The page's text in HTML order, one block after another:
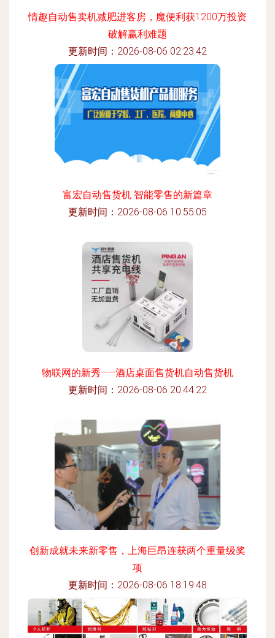
情趣自动售卖机减肥进客房，魔便利获1200万投资
破解赢利难题
更新时间：2026-08-06 02:23:42
富宏自动售货机 智能零售的新篇章
更新时间：2026-08-06 10:55:05
物联网的新秀——酒店桌面售货机自动售货机
更新时间：2026-08-06 20:44:22
创新成就未来新零售，上海巨昂连获两个重量级奖
项
更新时间：2026-08-06 18:19:48